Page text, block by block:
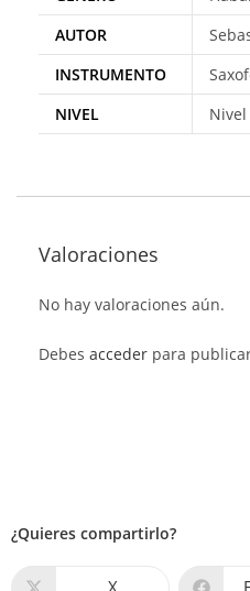
¿Quieres compartirlo?
AUTOR
INSTRUMENTO
NIVEL
Valoraciones
No hay valoraciones aún.
Debes acceder para